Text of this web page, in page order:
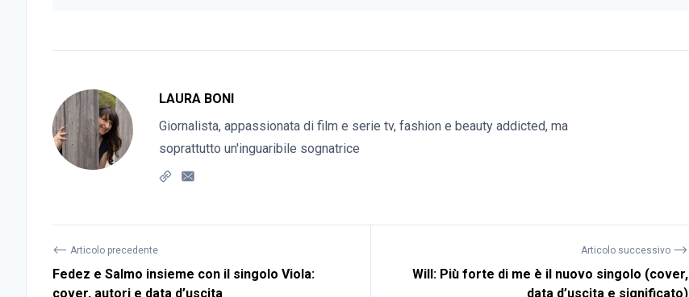
LAURA BONI
Giornalista, appassionata di film e serie tv, fashion e beauty addicted, ma
soprattutto un'inguaribile sognatrice
⟵ Articolo precedente
Fedez e Salmo insieme con il singolo Viola:
cover, autori e data d’uscita
Articolo successivo ⟶
Will: Più forte di me è il nuovo singolo (cover,
data d’uscita e significato)